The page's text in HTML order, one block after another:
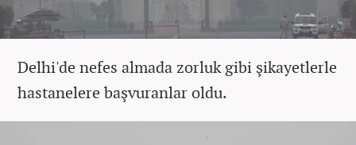
Delhi'de nefes almada zorluk gibi şikayetlerle
hastanelere başvuranlar oldu.